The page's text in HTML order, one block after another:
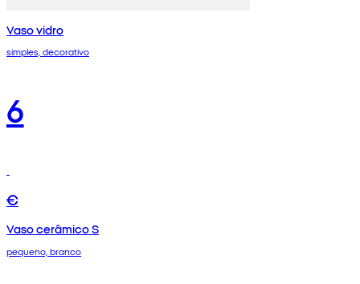
Vaso vidro
simples, decorativo
6
€
Vaso cerâmico S
pequeno, branco